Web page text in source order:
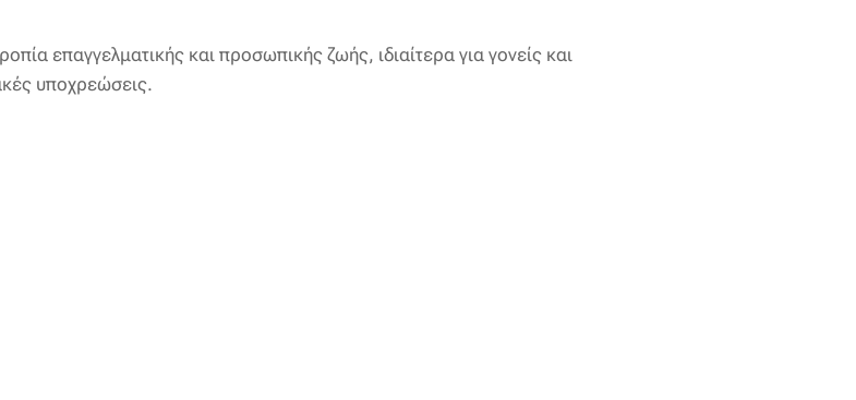
επαγγελματικής και προσωπικής ζωής, ιδιαίτερα για γονείς και
υποχρεώσεις.